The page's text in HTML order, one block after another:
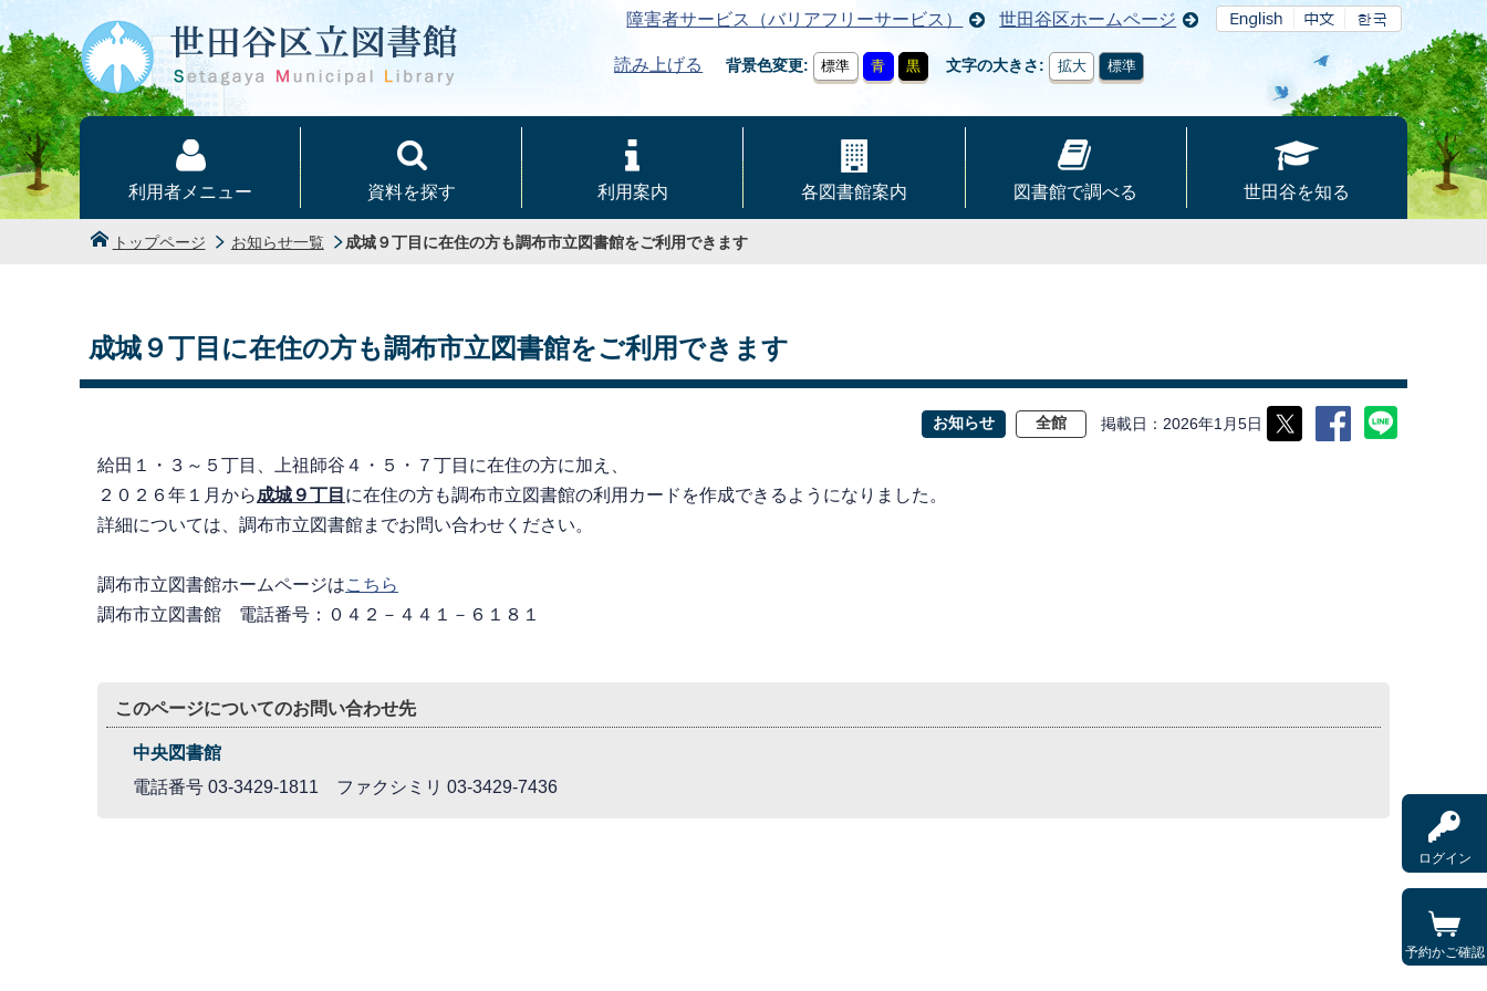
本文へ
障害者サービス（バリアフリーサービス） 世田谷区ホームページ
読み上げる 背景色変更 標準 青 黒 文字の大きさ 拡大 標準
ログイン
予約かご確認
利用者メニュー 資料を探す 利用案内 各図書館案内 図書館で調べる 世田谷を知る
トップページ お知らせ一覧 成城９丁目に在住の方も調布市立図書館をご利用できます
成城９丁目に在住の方も調布市立図書館をご利用できます
お知らせ 全館 掲載日 2026年1月5日
給田１・３～５丁目、上祖師谷４・５・７丁目に在住の方に加え、
２０２６年１月から成城９丁目 に在住の方も調布市立図書館の利用カードを作成できるようになりました。
詳細については、調布市立図書館までお問い合わせください。
調布市立図書館ホームページはこちら
調布市立図書館 電話番号：０４２－４４１－６１８１
このページについてのお問い合わせ先
中央図書館
電話番号 03-3429-1811 ファクシミリ 03-3429-7436